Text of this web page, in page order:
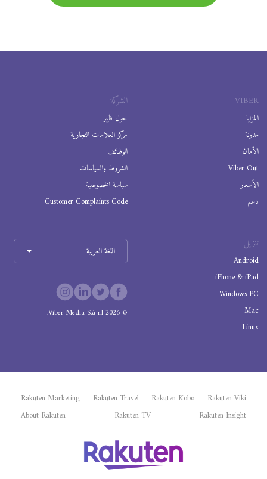
VIBER
المزايا
مدونة
الأمان
Viber Out
الأسعار
دعم
الشركة
حول فايبر
مركز العلامات التجارية
الوظائف
الشروط والسياسات
سياسة الخصوصية
Customer Complaints Code
تنزيل
Android
iPhone & iPad
Windows PC
Mac
Linux
اللغة العربية
©
2026
Viber Media S.à r.l.
Rakuten Viki
Rakuten Kobo
Rakuten Travel
Rakuten Marketing
Rakuten Insight
Rakuten TV
About Rakuten